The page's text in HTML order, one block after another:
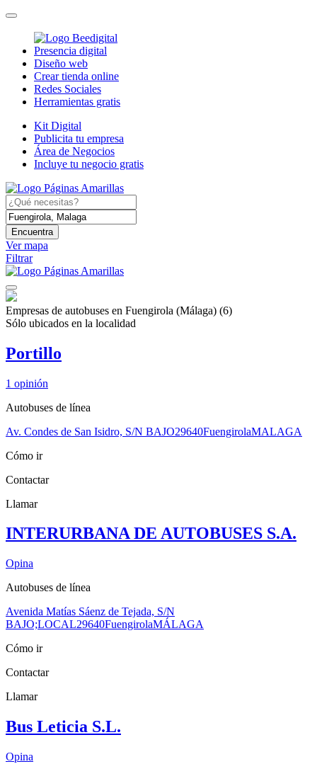
Presencia digital
Diseño web
Crear tienda online
Redes Sociales
Herramientas gratis
Kit Digital
Publicita tu empresa
Área de Negocios
Incluye tu negocio gratis
Encuentra
Ver mapa
Filtrar
Empresas de autobuses en Fuengirola (Málaga) (6)
Sólo ubicados en la localidad
Portillo
1 opinión
Autobuses de línea
Av. Condes de San Isidro, S/N BAJO29640FuengirolaMALAGA
Cómo ir
Contactar
Llamar
INTERURBANA DE AUTOBUSES S.A.
Opina
Autobuses de línea
Avenida Matías Sáenz de Tejada, S/N
BAJO;LOCAL29640FuengirolaMÁLAGA
Cómo ir
Contactar
Llamar
Bus Leticia S.L.
Opina